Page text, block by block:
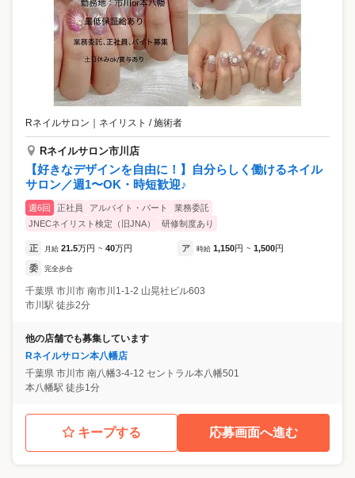
Rネイルサロン ネイリスト / 施術者
Rネイルサロン市川店
【好きなデザインを自由に！】自分らしく働けるネイル
サロン／週1〜OK・時短歓迎♪
週6回 正社員 アルバイト・パート
業務委託
JNECネイリスト検定（旧JNA）
研修制度あり
正 月給 21.5万円 ~ 40万円 ア 時給 1,150円 ~ 1,500円
委 完全歩合
千葉県 市川市 南市川1-1-2 山晃社ビル603
市川駅 徒歩2分
他の店舗でも募集しています
Rネイルサロン本八幡店
千葉県 市川市 南八幡3-4-12 セントラル本八幡501
本八幡駅 徒歩1分
キープする 応募画面へ進む